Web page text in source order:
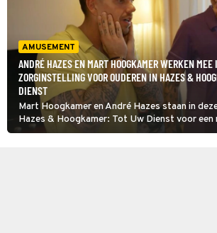
AMUSEMENT
ANDRÉ HAZES EN MART HOOGKAMER WERKEN MEE
ZORGINSTELLING VOOR OUDEREN IN HAZES &
DIENST
Mart Hoogkamer en André Hazes staan in
Hazes & Hoogkamer: Tot Uw Dienst voor een
De volkszangers steken hun handen dit keer